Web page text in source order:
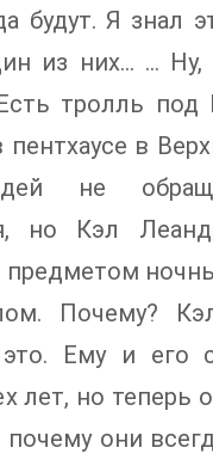
Я знал
из них… ... Ну,
тролль под
в
не
но Кэл
предметом
Почему?
Ему и его
лет, но теперь
они